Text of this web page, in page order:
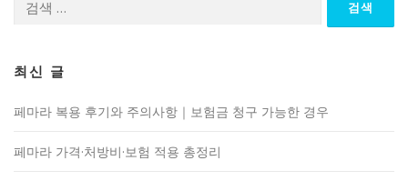
최신 글
페마라 복용 후기와 주의사항｜보험금 청구 가능한 경우
페마라 가격·처방비·보험 적용 총정리